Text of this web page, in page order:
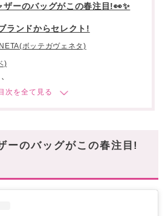
ザーのバッグがこの春注目!👀✨
ランドからセレクト!
ボッテガヴェネタ)
)
ウ)
ィ)ーのバッグがこの春注目!